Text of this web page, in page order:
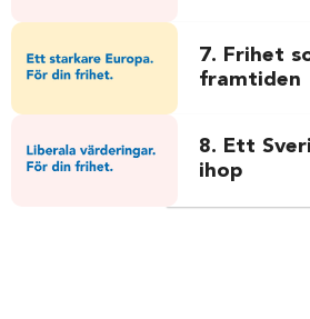
7. Frihet
framtiden
8. Ett
ihop